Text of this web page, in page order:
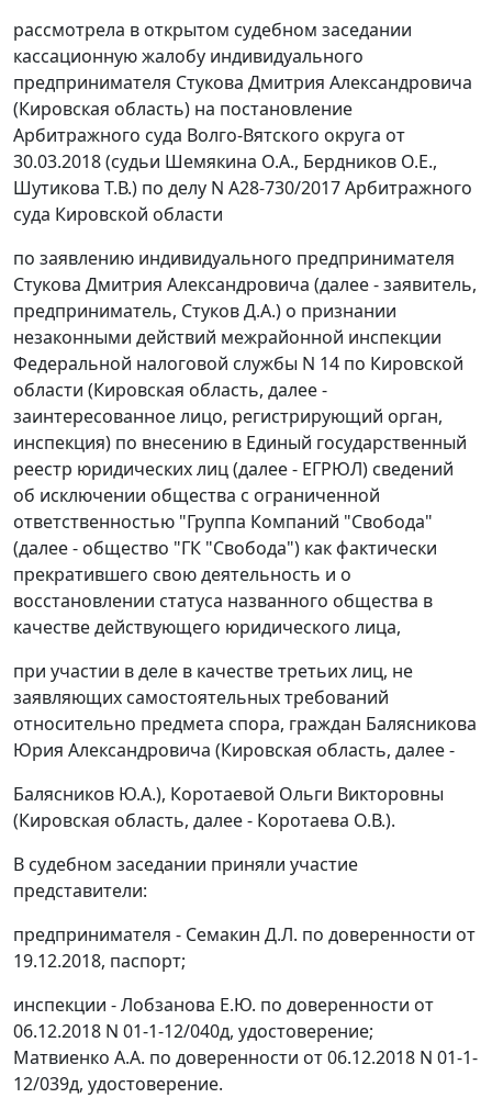
рассмотрела в открытом судебном заседании
кассационную жалобу индивидуального
предпринимателя Стукова Дмитрия Александровича
(Кировская область) на постановление
Арбитражного суда Волго-Вятского округа от
30.03.2018 (судьи Шемякина О.А., Бердников О.Е.,
Шутикова Т.В.) по делу N А28-730/2017 Арбитражного
суда Кировской области
по заявлению индивидуального предпринимателя
Стукова Дмитрия Александровича (далее - заявитель,
предприниматель, Стуков Д.А.) о признании
незаконными действий межрайонной инспекции
Федеральной налоговой службы N 14 по Кировской
области (Кировская область, далее -
заинтересованное лицо, регистрирующий орган,
инспекция) по внесению в Единый государственный
реестр юридических лиц (далее - ЕГРЮЛ) сведений
об исключении общества с ограниченной
ответственностью "Группа Компаний "Свобода"
(далее - общество "ГК "Свобода") как фактически
прекратившего свою деятельность и о
восстановлении статуса названного общества в
качестве действующего юридического лица,
при участии в деле в качестве третьих лиц, не
заявляющих самостоятельных требований
относительно предмета спора, граждан Балясникова
Юрия Александровича (Кировская область, далее -
Балясников Ю.А.), Коротаевой Ольги Викторовны
(Кировская область, далее - Коротаева О.В.).
В судебном заседании приняли участие
представители:
предпринимателя - Семакин Д.Л. по доверенности от
19.12.2018, паспорт;
инспекции - Лобзанова Е.Ю. по доверенности от
06.12.2018 N 01-1-12/040д, удостоверение;
Матвиенко А.А. по доверенности от 06.12.2018 N 01-1-
12/039д, удостоверение.